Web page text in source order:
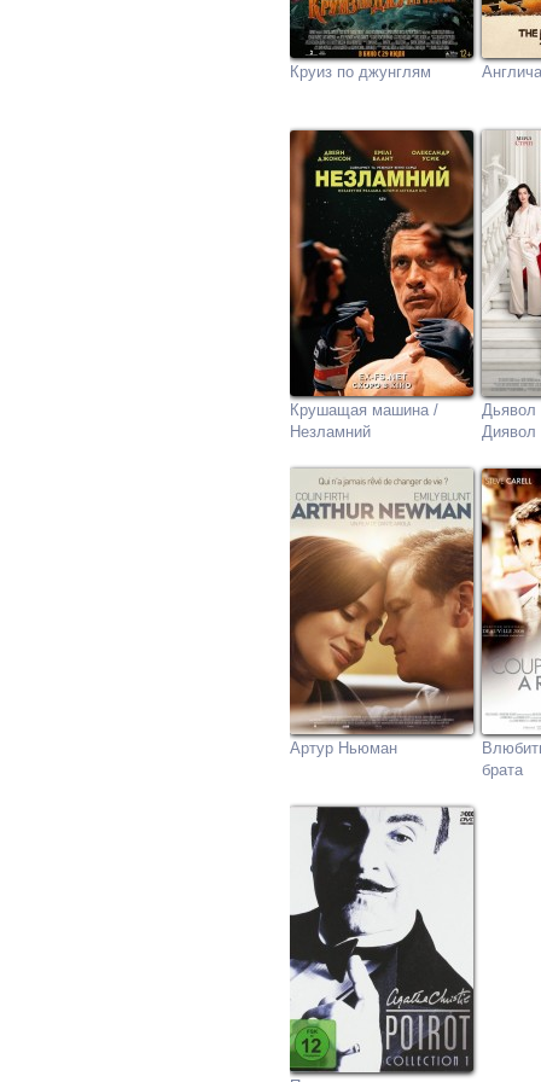
Круиз по джунглям
Крушащая машина /
Незламний
Дьявол
Диявол
Артур Ньюман
брата